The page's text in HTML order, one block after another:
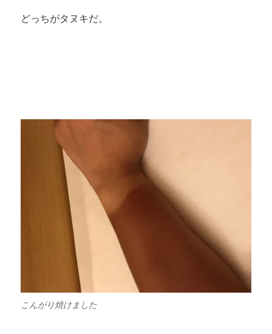
どっちがタヌキだ。
こんがり焼けました